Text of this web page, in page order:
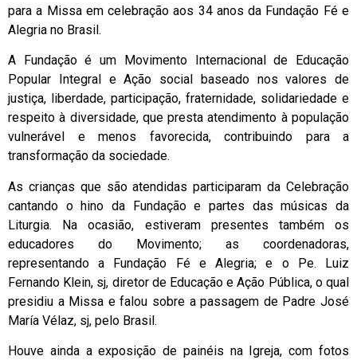
para a Missa em celebração aos 34 anos da Fundação Fé e
Alegria no Brasil.
A Fundação é um Movimento Internacional de Educação
Popular Integral e Ação social baseado nos valores de
justiça, liberdade, participação, fraternidade, solidariedade e
respeito à diversidade, que presta atendimento à população
vulnerável e menos favorecida, contribuindo para a
transformação da sociedade.
As crianças que são atendidas participaram da Celebração
cantando o hino da Fundação e partes das músicas da
Liturgia. Na ocasião, estiveram presentes também os
educadores do Movimento; as coordenadoras,
representando a Fundação Fé e Alegria; e o Pe. Luiz
Fernando Klein, sj, diretor de Educação e Ação Pública, o qual
presidiu a Missa e falou sobre a passagem de Padre José
María Vélaz, sj, pelo Brasil.
Houve ainda a exposição de painéis na Igreja, com fotos